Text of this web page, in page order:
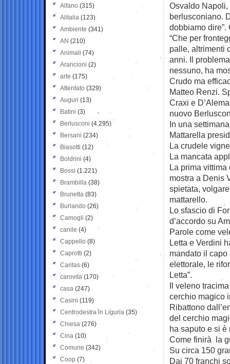
Osvaldo
berlusconiano.
dobbiamo
“Che per
palle, altrimenti
anni. Il
nessuno, ha
Crudo ma
Matteo Renzi.
Craxi e
nuovo
In una
Mattarella
La crudele
La mancata
La prima
mostra a Denis
spietata,
mattarello.
Lo sfascio di
d’accordo su
Parole come
Letta e Verdini
mandato il
elettorale, le
Letta”.
Il veleno
cerchio magico
Ribattono
del cerchio
ha saputo e si è
Come finirà la
Su circa 150
Dai 70 franchi
Alfano (315)
Alitalia (123)
Ambiente (341)
AN (210)
Animali (74)
Arancioni (2)
arte (175)
Attentato (329)
Auguri (13)
Batini (3)
Berlusconi (4.295)
Bersani (234)
Biasotti (12)
Boldrini (4)
Bossi (1.221)
Brambilla (38)
Brunetta (83)
Burlando (26)
Camogli (2)
canile (4)
Cappello (8)
Caprotti (2)
Caritas (6)
carovita (170)
casa (247)
Casini (119)
Centrodestra in Liguria (35)
Chiesa (276)
Cina (10)
Comune (342)
Coop (7)